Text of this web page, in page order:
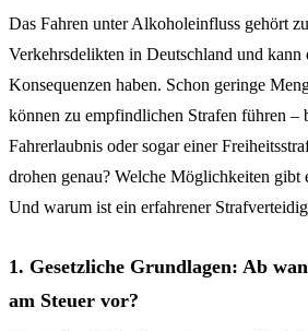
Das Fahren unter Alkoholeinfluss gehört
Verkehrsdelikten in Deutschland und kann
Konsequenzen haben. Schon geringe
können zu empfindlichen Strafen führen –
Fahrerlaubnis oder sogar einer
drohen genau? Welche Möglichkeiten gibt
Und warum ist ein erfahrener
1. Gesetzliche Grundlagen: Ab
am Steuer vor?